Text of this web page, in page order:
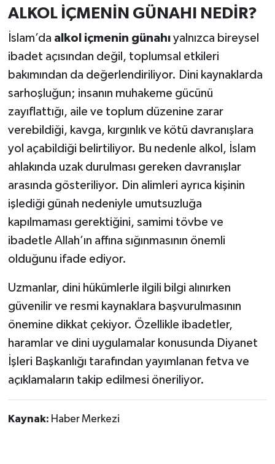
ALKOL İÇMENİN GÜNAHI NEDİR?
İslam’da alkol içmenin günahıyalnızca bireysel
ibadet açısından değil, toplumsal etkileri
bakımından da değerlendiriliyor. Dini kaynaklarda
sarhoşluğun; insanın muhakeme gücünü
zayıflattığı, aile ve toplum düzenine zarar
verebildiği, kavga, kırgınlık ve kötü davranışlara
yol açabildiği belirtiliyor. Bu nedenle alkol, İslam
ahlakında uzak durulması gereken davranışlar
arasında gösteriliyor. Din alimleri ayrıca kişinin
işlediği günah nedeniyle umutsuzluğa
kapılmaması gerektiğini, samimi tövbe ve
ibadetle Allah’ın affına sığınmasının önemli
olduğunu ifade ediyor.
Uzmanlar, dini hükümlerle ilgili bilgi alınırken
güvenilir ve resmi kaynaklara başvurulmasının
önemine dikkat çekiyor. Özellikle ibadetler,
haramlar ve dini uygulamalar konusunda Diyanet
İşleri Başkanlığı tarafından yayımlanan fetva ve
açıklamaların takip edilmesi öneriliyor.
Kaynak: Haber Merkezi